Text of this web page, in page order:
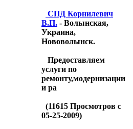
CПД Корнилевич
В.П. - Волынская,
Украина,
Нововолынск.
Предоставляем
услуги по
ремонту,модернизации
и ра
(11615 Просмотров с
05-25-2009)